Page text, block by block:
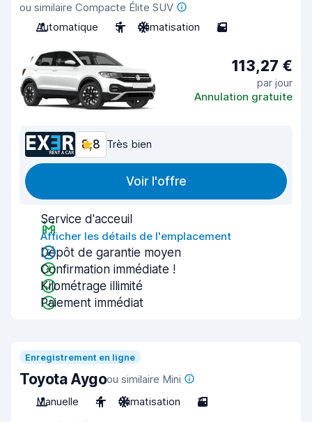
ou similaire Compacte Élite SUV
Automatique
5 Climatisation 5
113,27 €
par jour
Annulation gratuite
8,8 Très bien
Voir l'offre
Service d'acceuil
Afficher les détails de l'emplacement
Dépôt de garantie moyen
Confirmation immédiate !
Kilométrage illimité
Paiement immédiat
Enregistrement en ligne
Toyota Aygoou similaire Mini
Manuelle
4 Climatisation 3